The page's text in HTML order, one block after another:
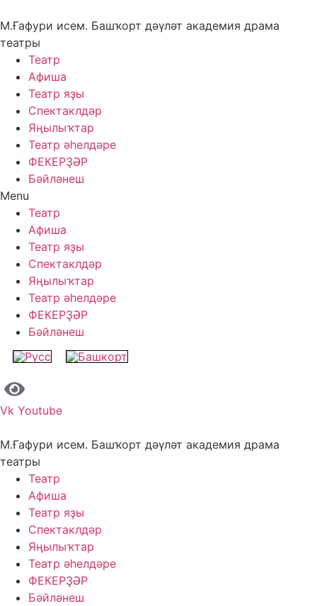
to
content
М.Ғафури исем. Башҡорт дәүләт академия драма
театры
Театр
Афиша
Театр яҙы
Спектаклдәр
Яңылыҡтар
Театр әһелдәре
ФЕКЕРҘӘР
Бәйләнеш
Menu
Театр
Афиша
Театр яҙы
Спектаклдәр
Яңылыҡтар
Театр әһелдәре
ФЕКЕРҘӘР
Бәйләнеш
Vk Youtube
М.Ғафури исем. Башҡорт дәүләт академия драма
театры
Театр
Афиша
Театр яҙы
Спектаклдәр
Яңылыҡтар
Театр әһелдәре
ФЕКЕРҘӘР
Бәйләнеш